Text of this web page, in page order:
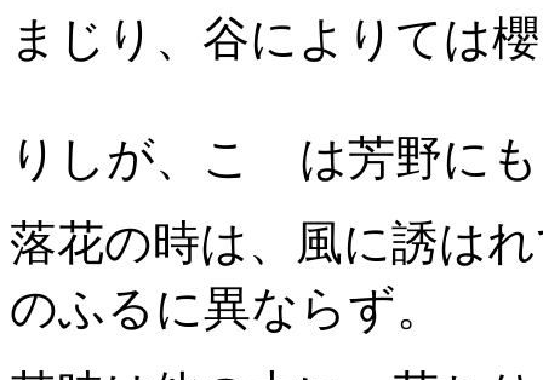
まじり、 谷によりては
りしが、こゝは芳野に
落花の時は、風に誘は
のふるに異ならず。